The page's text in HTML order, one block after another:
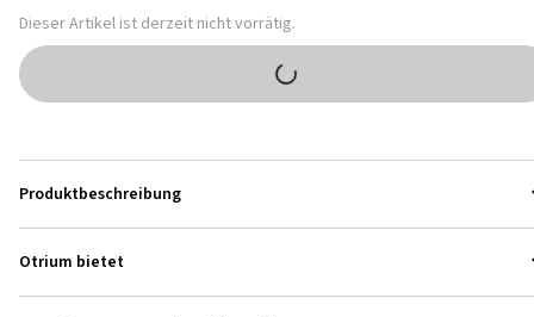
Dieser Artikel ist derzeit nicht vorrätig.
Produktbeschreibung
Otrium bietet